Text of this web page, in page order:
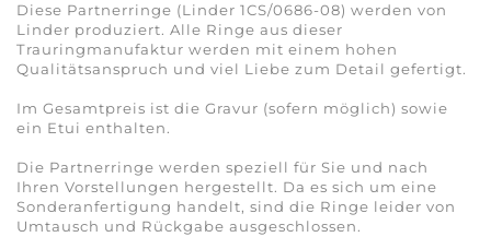
Diese Partnerringe (Linder 1CS/0686-08) werden von
Linder produziert. Alle Ringe aus dieser
Trauringmanufaktur werden mit einem hohen
Qualitätsanspruch und viel Liebe zum Detail gefertigt.
Im Gesamtpreis ist die Gravur (sofern möglich) sowie
ein Etui enthalten.
Die Partnerringe werden speziell für Sie und nach
Ihren Vorstellungen hergestellt. Da es sich um eine
Sonderanfertigung handelt, sind die Ringe leider von
Umtausch und Rückgabe ausgeschlossen.